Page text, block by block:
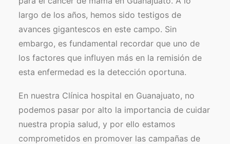
largo de los años, hemos sido testigos de
avances gigantescos en este campo. Sin
embargo, es fundamental recordar que uno de
los factores que influyen más en la remisión de
esta enfermedad es la detección oportuna.
En nuestra Clínica hospital en Guanajuato, no
podemos pasar por alto la importancia de cuidar
nuestra propia salud, y por ello estamos
comprometidos en promover las campañas de